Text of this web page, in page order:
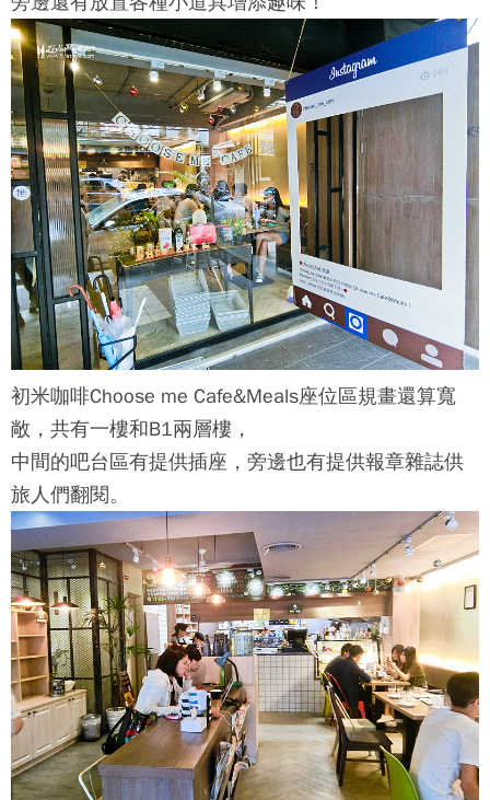
初米咖啡Choose me Cafe&Meals座位區規畫還算寬
敞，共有一樓和B1兩層樓，
中間的吧台區有提供插座，旁邊也有提供報章雜誌供
旅人們翻閱。